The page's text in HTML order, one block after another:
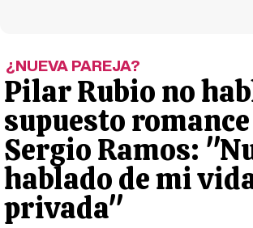
¿NUEVA PAREJA?
Pilar Rubio no
supuesto
Sergio Ramos:
hablado de mi
privada"